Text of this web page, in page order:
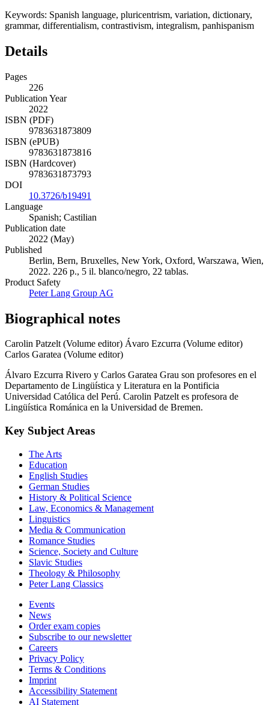
Keywords: Spanish language, pluricentrism, variation, dictionary,
grammar, differentialism, contrastivism, integralism, panhispanism
Details
Pages
226
Publication Year
2022
ISBN (PDF)
9783631873809
ISBN (ePUB)
9783631873816
ISBN (Hardcover)
9783631873793
DOI
10.3726/b19491
Language
Spanish; Castilian
Publication date
2022 (May)
Published
Berlin, Bern, Bruxelles, New York, Oxford, Warszawa, Wien,
2022. 226 p., 5 il. blanco/negro, 22 tablas.
Product Safety
Peter Lang Group AG
Biographical notes
Carolin Patzelt (Volume editor) Ávaro Ezcurra (Volume editor)
Carlos Garatea (Volume editor)
Álvaro Ezcurra Rivero y Carlos Garatea Grau son profesores en el
Departamento de Lingüística y Literatura en la Pontificia
Universidad Católica del Perú. Carolin Patzelt es profesora de
Lingüística Románica en la Universidad de Bremen.
Key Subject Areas
The Arts
Education
English Studies
German Studies
History & Political Science
Law, Economics & Management
Linguistics
Media & Communication
Romance Studies
Science, Society and Culture
Slavic Studies
Theology & Philosophy
Peter Lang Classics
Events
News
Order exam copies
Subscribe to our newsletter
Careers
Privacy Policy
Terms & Conditions
Imprint
Accessibility Statement
AI Statement